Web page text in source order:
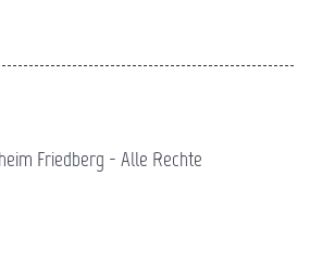
Friedberg - Alle Rechte